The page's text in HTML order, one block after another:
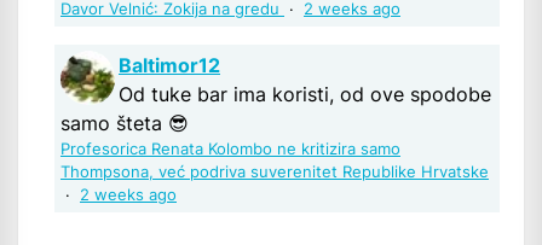
Davor Velnić: Zokija na gredu · 2 weeks ago
Baltimor12
Od tuke bar ima koristi, od ove spodobe
samo šteta 😎
Profesorica Renata Kolombo ne kritizira samo
Thompsona, već podriva suverenitet Republike Hrvatske
· 2 weeks ago